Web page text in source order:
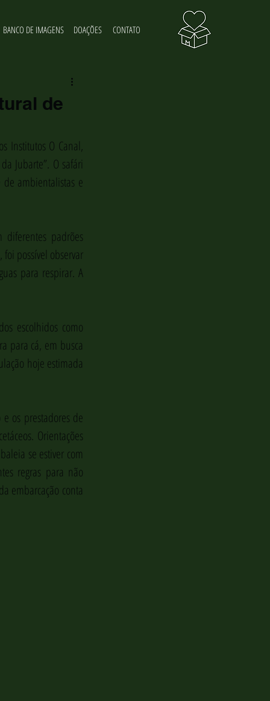
de
Institutos O Canal,
Jubarte”. O safári
ambientalistas e
diferentes padrões
possível observar
para respirar. A
escolhidos como
para cá, em busca
hoje estimada
os prestadores de
Orientações
se estiver com
regras para não
embarcação conta
BANCO DE IMAGENS DOAÇÕES CONTATO